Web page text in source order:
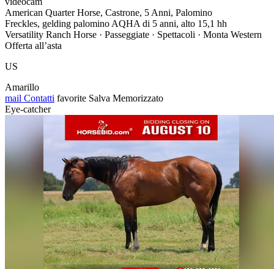
American Quarter Horse, Castrone, 5 Anni, Palomino
Freckles, gelding palomino AQHA di 5 anni, alto 15,1 hh
Versatility Ranch Horse · Passeggiate · Spettacoli · Monta Western
Offerta all’asta
US
Amarillo
mail Contatti favorite Salva Memorizzato
Eye-catcher